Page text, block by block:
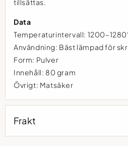
tillsättas.
Data
Temperaturintervall:
Användning: Bäst lämpad för
Form: Pulver
Innehåll: 80 gram
Övrigt: Matsäker
Frakt